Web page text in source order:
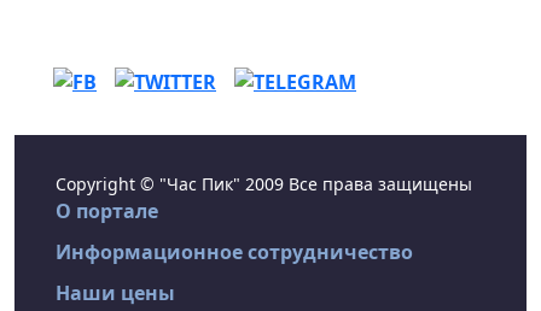
Copyright © "Час Пик" 2009 Все права защищены
О портале
Информационное сотрудничество
Наши цены